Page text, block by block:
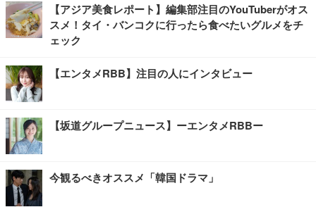
【アジア美食レポート】編集部注目のYouTuberがオス
スメ！タイ・バンコクに行ったら食べたいグルメをチ
ェック
【エンタメRBB】注目の人にインタビュー
【坂道グループニュース】ーエンタメRBBー
今観るべきオススメ「韓国ドラマ」